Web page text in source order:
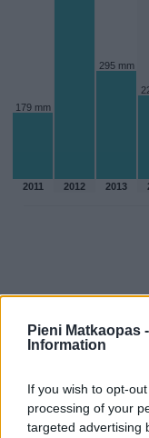
Pieni Matkaopas -
Information
If you wish to opt-
processing of your
targeted advertising
179 mm
295 mm
2011 2012 2013